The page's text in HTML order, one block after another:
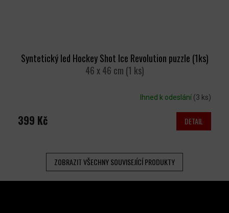
Syntetický led Hockey Shot Ice Revolution puzzle (1ks)
46 x 46 cm (1 ks)
Ihned k odeslání (3 ks)
399 Kč DETAIL
ZOBRAZIT VŠECHNY SOUVISEJÍCÍ PRODUKTY
Z